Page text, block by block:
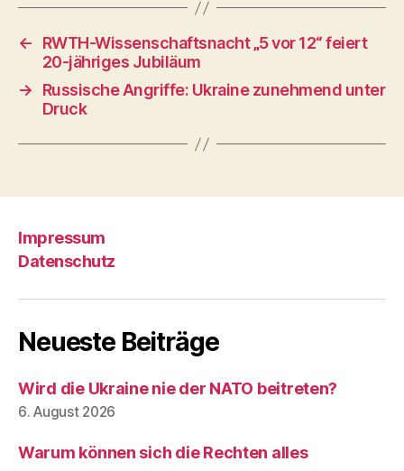
←
RWTH-Wissenschaftsnacht „5 vor 12“ feiert
20-jähriges Jubiläum
→
Russische Angriffe: Ukraine zunehmend unter
Druck
Impressum
Datenschutz
Neueste Beiträge
Wird die Ukraine nie der NATO beitreten?
6. August 2026
Warum können sich die Rechten alles